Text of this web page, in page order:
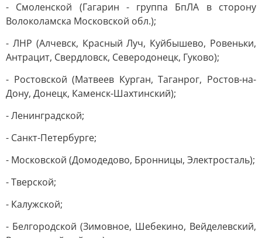
- Смоленской (Гагарин - группа БпЛА в сторону
Волоколамска Московской обл.);
- ЛНР (Алчевск, Красный Луч, Куйбышево, Ровеньки,
Антрацит, Свердловск, Северодонецк, Гуково);
- Ростовской (Матвеев Курган, Таганрог, Ростов-на-
Дону, Донецк, Каменск-Шахтинский);
- Ленинградской;
- Санкт-Петербурге;
- Московской (Домодедово, Бронницы, Электросталь);
- Тверской;
- Калужской;
- Белгородской (Зимовное, Шебекино, Вейделевский,